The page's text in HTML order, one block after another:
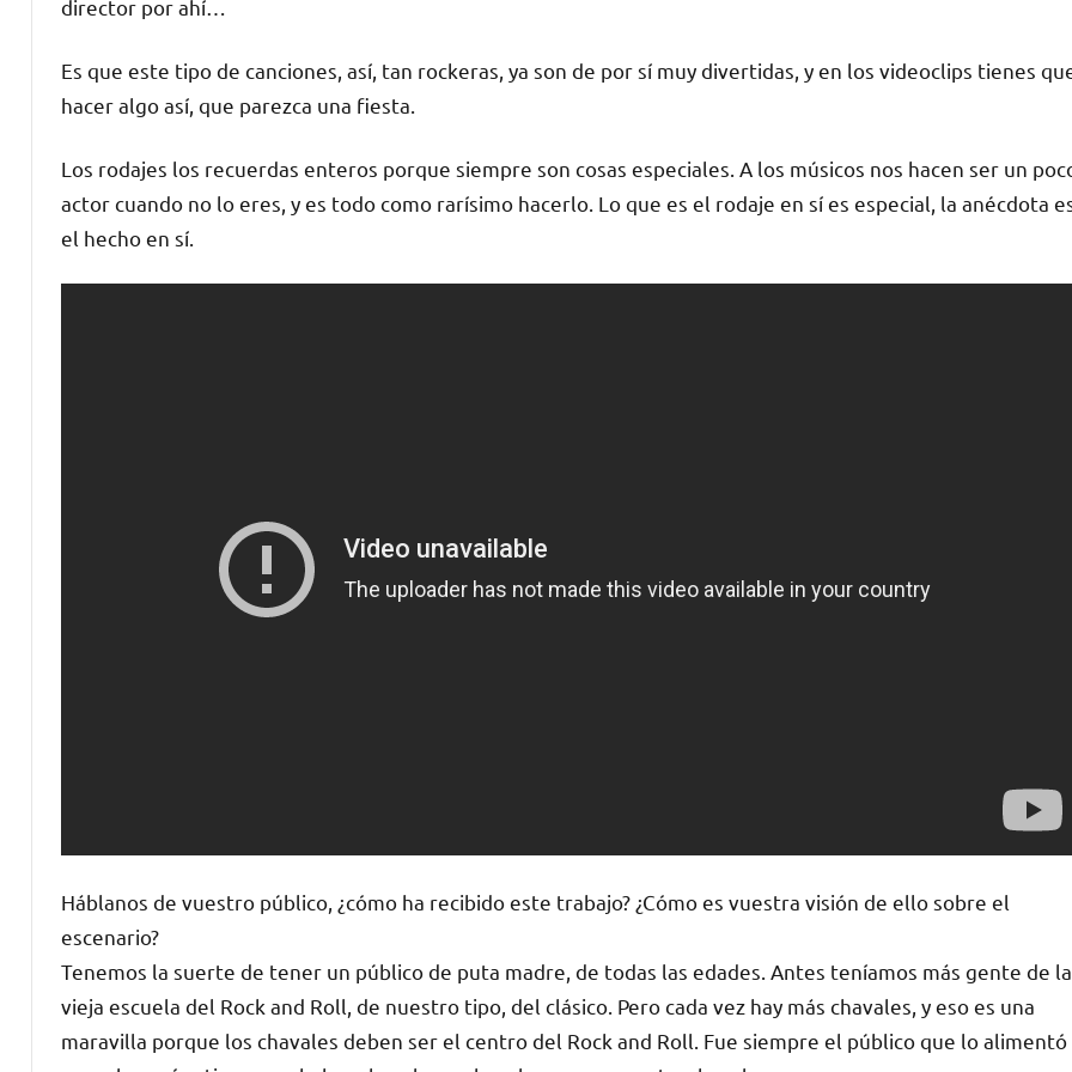
director por ahí…
Es que este tipo de canciones, así, tan rockeras, ya son de por sí muy divertidas, y en los videoclips tienes
hacer algo así, que parezca una fiesta.
Los rodajes los recuerdas enteros porque siempre son cosas especiales. A los músicos nos hacen ser un
actor cuando no lo eres, y es todo como rarísimo hacerlo. Lo que es el rodaje en sí es especial, la anécdota
el hecho en sí.
Háblanos de vuestro público, ¿cómo ha recibido este trabajo? ¿Cómo es vuestra visión de ello sobre el
escenario?
Tenemos la suerte de tener un público de puta madre, de todas las edades. Antes teníamos más gente de la
vieja escuela del Rock and Roll, de nuestro tipo, del clásico. Pero cada vez hay más chavales, y eso es una
maravilla porque los chavales deben ser el centro del Rock and Roll. Fue siempre el público que lo alimentó